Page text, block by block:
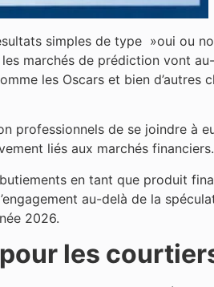
simples de type »oui ou
marchés de prédiction vont
les Oscars et bien d’autres
professionnels de se joindre à
liés aux marchés financiers.
en tant que produit
au-delà de la
2026.
les